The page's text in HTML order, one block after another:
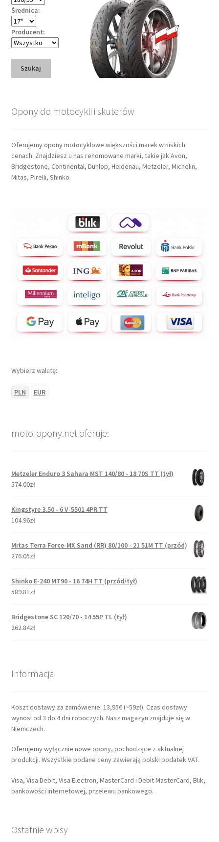
Średnica:
Producent:
Szukaj
Opony do motocykli i skuterów
Oferujemy opony motocyklowe większości marek w niskich
cenach. Znajdziesz u nas renomowane marki, takie jak Avon,
Bridgestone, Continental, Dunlop, Heidenau, Metzeler, Michelin,
Mitas, Pirelli, Shinko.
Wybierz walutę:
PLN EUR
moto-opony.net oferuje:
Metzeler Enduro 3 Sahara MST 140/80 - 18 70S TT (tył)
574.00zł
Kingstyre 3.50 - 6 V-5501 4PR TT
104.96zł
Mitas Terra Force-MX Sand (RR) 80/100 - 21 51M TT (przód)
276.05zł
Shinko E-240 MT90 - 16 74H TT (przód/tył)
589.81zł
Bridgestone SC 120/70 - 14 55P TL (tył)
262.84zł
Informacja
Koszt dostawy za zamówienie: 13,95€ (~59zł). Czas dostawy
wynosi od 3 do 4 dni roboczych. Nasz magazyn znajduje się w
Niemczech.
Oferujemy wyłącznie nowe opony, pochodzące z aktualnej
produkcji. Wszystkie podane ceny zawierają polski podatek VAT.
Visa, Visa Debit, Visa Electron, MasterCard i Debit MasterCard, Blik,
bankowości internetowej, przelewu bankowego.
Ostatnie wpisy